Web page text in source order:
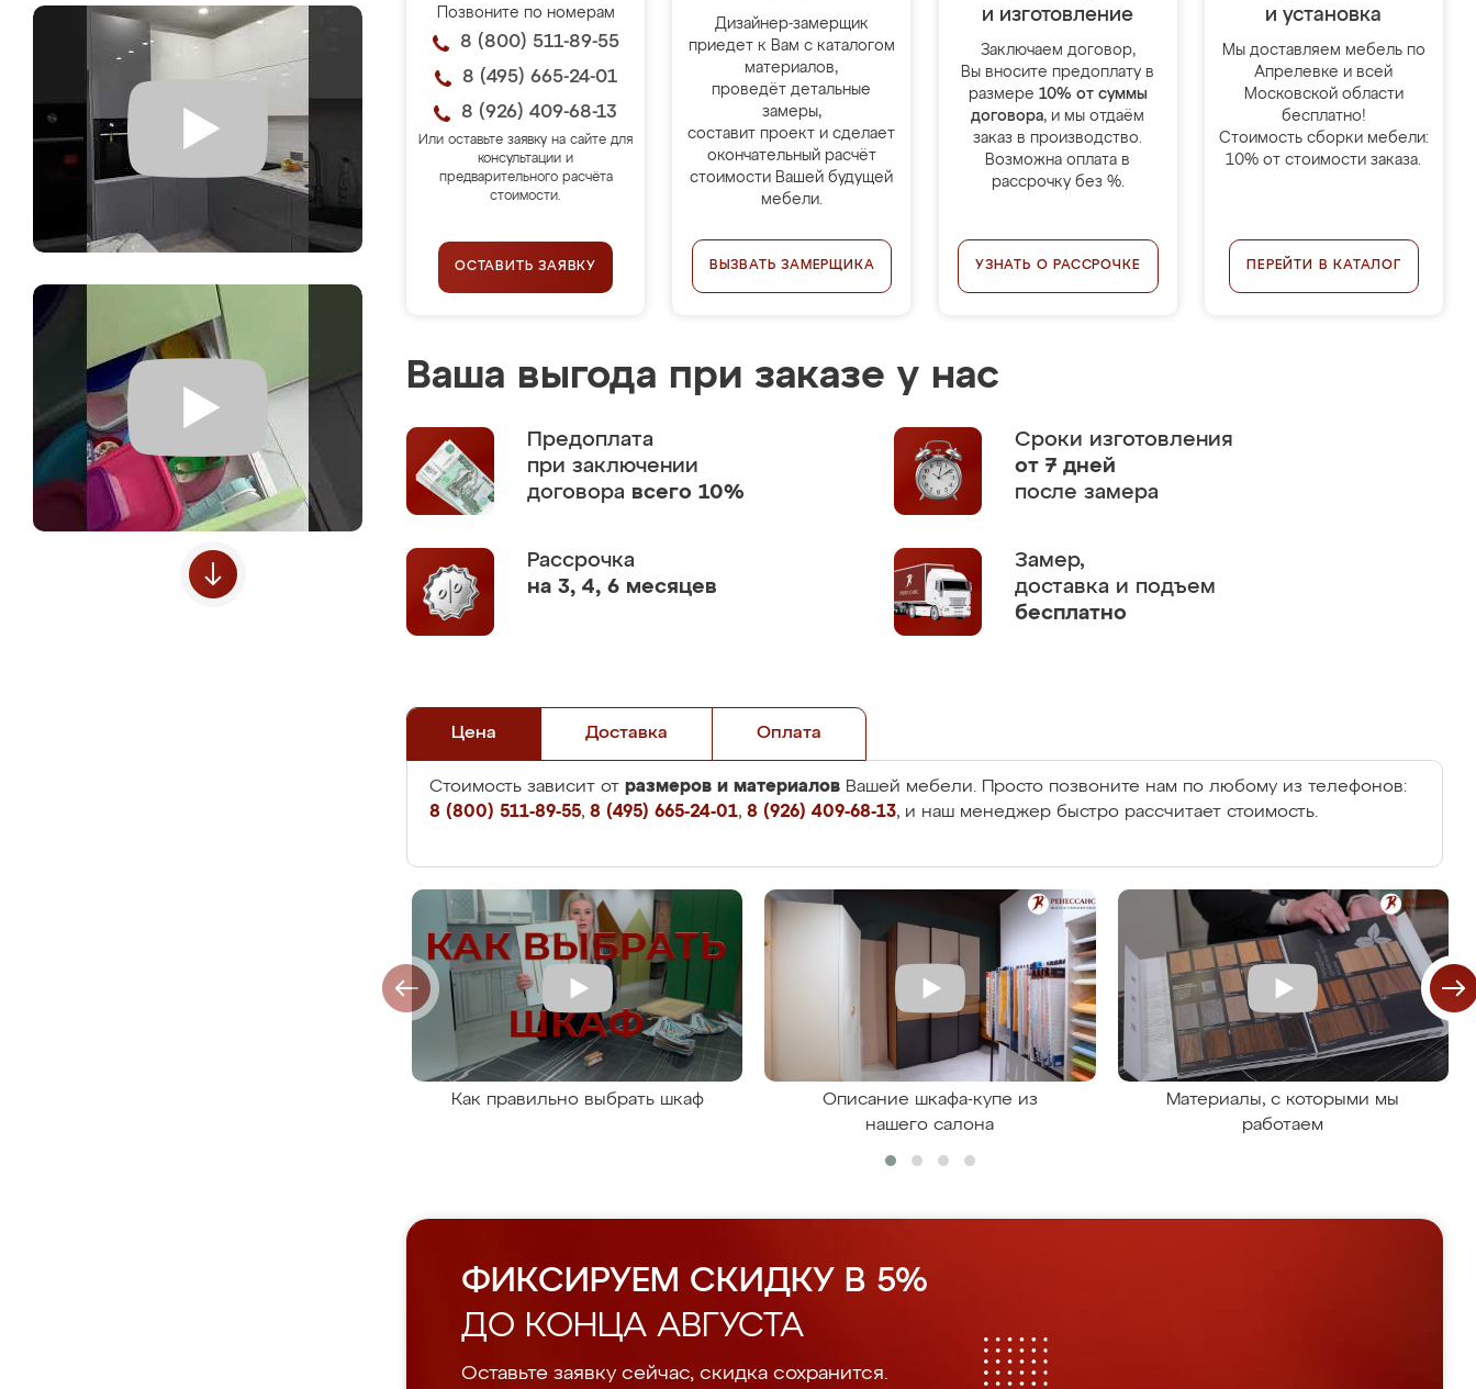
Позвоните по номерам
8 (800) 511-89-55
8 (495) 665-24-01
8 (926) 409-68-13
Или оставьте заявку на сайте для
консультации и
предварительного расчёта
стоимости.
ОСТАВИТЬ ЗАЯВКУ
Дизайнер-замерщик
приедет к Вам с каталогом
материалов,
проведёт детальные
замеры,
составит проект и сделает
окончательный расчёт
стоимости Вашей будущей
мебели.
ВЫЗВАТЬ ЗАМЕРЩИКА
и изготовление
Заключаем договор,
Вы вносите предоплату в
размере 10% от суммы
договора, и мы отдаём
заказ в производство.
Возможна оплата в
рассрочку без %.
УЗНАТЬ О РАССРОЧКЕ
и установка
Мы доставляем мебель по
Апрелевке и всей
Московской области
бесплатно!
Стоимость сборки мебели:
10% от стоимости заказа.
ПЕРЕЙТИ В КАТАЛОГ
Ваша выгода при заказе у нас
Предоплата
при заключении
договора всего 10%
Сроки изготовления
от 7 дней
после замера
Рассрочка
на 3, 4, 6 месяцев
Замер,
доставка и подъем
бесплатно
Цена Доставка Оплата
Стоимость зависит от размеров и материалов Вашей мебели. Просто позвоните нам по любому из телефонов:
8 (800) 511-89-55, 8 (495) 665-24-01, 8 (926) 409-68-13, и наш менеджер быстро рассчитает стоимость.
Как правильно выбрать шкаф
Описание шкафа-купе из
нашего салона
Материалы, с которыми мы
работаем
ФИКСИРУЕМ СКИДКУ В 5%
ДО КОНЦА АВГУСТА
Оставьте заявку сейчас, скидка сохранится.